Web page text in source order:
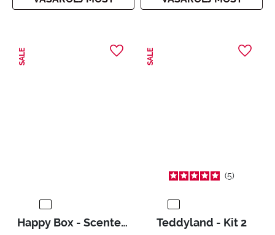
SALE
Happy Box - Scented water
SALE
5
Teddyland - Kit 2